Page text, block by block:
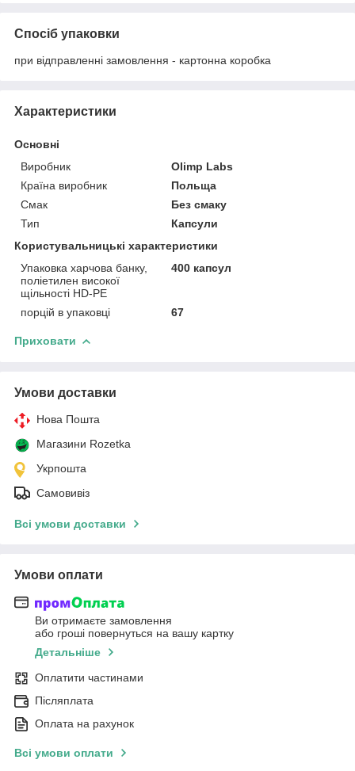
Спосіб упаковки
при відправленні замовлення - картонна коробка
Характеристики
Основні
Виробник
Olimp Labs
Країна виробник
Польща
Смак
Без смаку
Тип
Капсули
Користувальницькі характеристики
Упаковка харчова банку,
поліетилен високої
щільності HD-PE
400 капсул
порцій в упаковці 67
Приховати
Умови доставки
Нова Пошта
Магазини Rozetka
Укрпошта
Самовивіз
Всі умови доставки
Умови оплати
Ви отримаєте замовлення
або гроші повернуться на вашу картку
Детальніше
Оплатити частинами
Післяплата
Оплата на рахунок
Всі умови оплати